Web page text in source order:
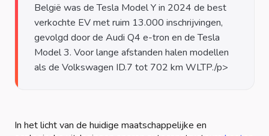
België was de Tesla Model Y in 2024 de best
verkochte EV met ruim 13.000 inschrijvingen,
gevolgd door de Audi Q4 e-tron en de Tesla
Model 3. Voor lange afstanden halen modellen
In het licht van de huidige maatschappelijke en